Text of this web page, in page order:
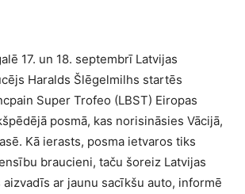
17. un 18. septembrī Latvijas
Haralds Šlēgelmilhs startēs
Super Trofeo (LBST) Eiropas
posmā, kas norisināsies Vācijā,
Kā ierasts, posma ietvaros tiks
braucieni, taču šoreiz Latvijas
ar jaunu sacīkšu auto, informē